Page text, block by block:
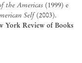
the Americas (1999) e
Self(2003).
York Review of Books